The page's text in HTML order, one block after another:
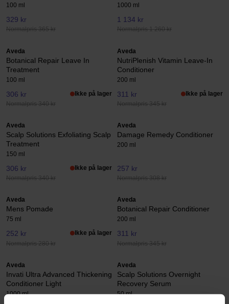
100 ml
329 kr
Normalpris 365 kr
1000 ml
1 134 kr
Normalpris 1 260 kr
Aveda
Botanical Repair Leave In
Treatment
100 ml
306 kr
Normalpris 340 kr
Ikke på lager
Aveda
NutriPlenish Vitamin Leave-In
Conditioner
200 ml
311 kr
Normalpris 345 kr
Ikke på lager
Aveda
Scalp Solutions Exfoliating Scalp
Treatment
150 ml
306 kr
Normalpris 340 kr
Ikke på lager
Aveda
Damage Remedy Conditioner
200 ml
257 kr
Normalpris 308 kr
Aveda
Mens Pomade
75 ml
252 kr
Normalpris 280 kr
Ikke på lager
Aveda
Botanical Repair Conditioner
200 ml
311 kr
Normalpris 345 kr
Aveda
Invati Ultra Advanced Thickening
Conditioner Light
1000 ml
Aveda
Scalp Solutions Overnight
Recovery Serum
50 ml